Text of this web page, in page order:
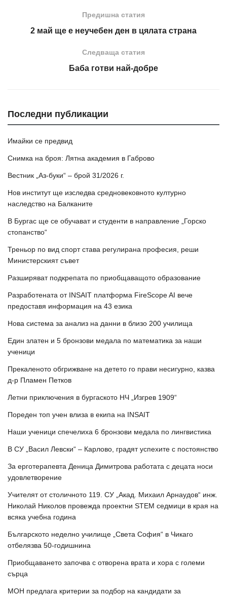
Предишна статия
2 май ще е неучебен ден в цялата страна
Следваща статия
Баба готви най-добре
Последни публикации
Имайки се предвид
Снимка на броя: Лятна академия в Габрово
Вестник „Аз-буки“ – брой 31/2026 г.
Нов институт ще изследва средновековното културно
наследство на Балканите
В Бургас ще се обучават и студенти в направление „Горско
стопанство“
Треньор по вид спорт става регулирана професия, реши
Министерският съвет
Разширяват подкрепата по приобщаващото образование
Разработената от INSAIT платформа FireScope AI вече
предоставя информация на 43 езика
Нова система за анализ на данни в близо 200 училища
Един златен и 5 бронзови медала по математика за наши
ученици
Прекаленото обгрижване на детето го прави несигурно, казва
д-р Пламен Петков
Летни приключения в бургаското НЧ „Изгрев 1909“
Пореден топ учен влиза в екипа на INSAIT
Наши ученици спечелиха 6 бронзови медала по лингвистика
В СУ „Васил Левски“ – Карлово, градят успехите с постоянство
За ерготерапевта Деница Димитрова работата с децата носи
удовлетворение
Учителят от столичното 119. СУ „Акад. Михаил Арнаудов“ инж.
Николай Николов провежда проектни STEM седмици в края на
всяка учебна година
Българското неделно училище „Света София“ в Чикаго
отбелязва 50-годишнина
Приобщаването започва с отворена врата и хора с големи
сърца
МОН предлага критерии за подбор на кандидати за